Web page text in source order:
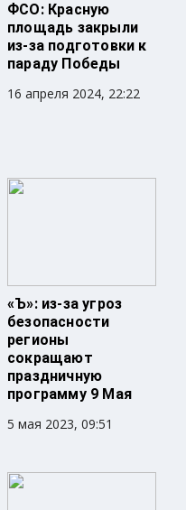
ФСО: Красную
площадь закрыли
из-за подготовки к
параду Победы
16 апреля 2024, 22:22
«Ъ»: из-за угроз
безопасности
регионы
сокращают
праздничную
программу 9 Мая
5 мая 2023, 09:51